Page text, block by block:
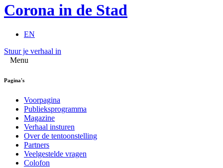
Corona in de Stad
EN
Stuur je verhaal in
Menu
Pagina's
Voorpagina
Publieksprogramma
Magazine
Verhaal insturen
Over de tentoonstelling
Partners
Veelgestelde vragen
Colofon